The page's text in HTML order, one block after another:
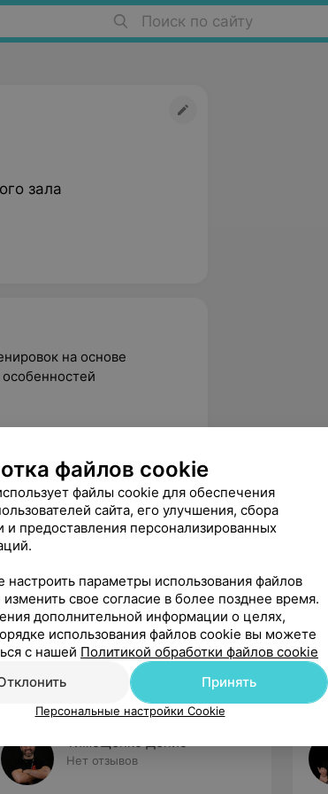
Поиск по сайту
зала
на основе
травм.
и построение
Тимощенко Денис
Нет отзывов
файлов cookie
файлы cookie для обеспечения
сайта, его улучшения, сбора
и предоставления персонализированных
параметры использования файлов
свое согласие в более позднее время.
дополнительной информации о целях,
использования файлов cookie вы можете
с нашей Политикой обработки файлов cookie
Принять
Персональные настройки Cookie